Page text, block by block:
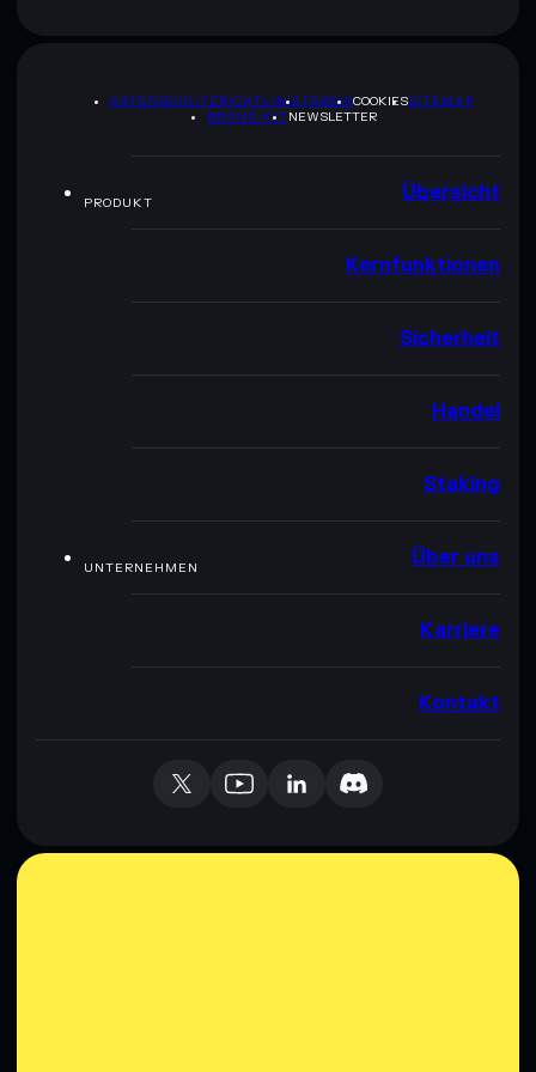
DATENSCHUTZRICHTLINIETERMSCOOKIESSITEMAP
BRAND-KITNEWSLETTER
PRODUKT Übersicht
Kernfunktionen
Sicherheit
Handel
Staking
UNTERNEHMEN Über uns
Karriere
Kontakt